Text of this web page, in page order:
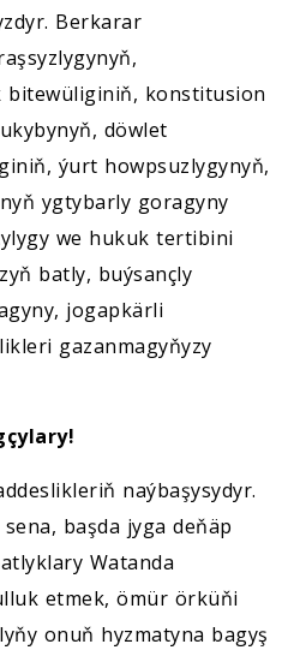
Berkarar
bitewüliginiň, konstitusion
döwlet
ýurt howpsuzlygynyň,
ygtybarly goragyny
we hukuk tertibini
batly, buýsançly
jogapkärli
gazanmagyňyzy
naýbaşysydyr.
başda jyga deňäp
Watanda
etmek, ömür örküňi
onuň hyzmatyna bagyş